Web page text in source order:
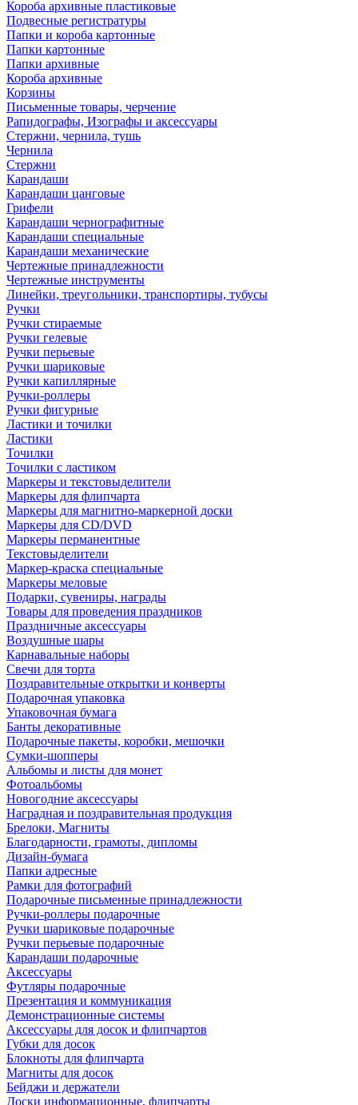
Короба архивные пластиковые
Подвесные регистратуры
Папки и короба картонные
Папки картонные
Папки архивные
Короба архивные
Корзины
Письменные товары, черчение
Рапидографы, Изографы и аксессуары
Стержни, чернила, тушь
Чернила
Стержни
Карандаши
Карандаши цанговые
Грифели
Карандаши чернографитные
Карандаши специальные
Карандаши механические
Чертежные принадлежности
Чертежные инструменты
Линейки, треугольники, транспортиры, тубусы
Ручки
Ручки стираемые
Ручки гелевые
Ручки перьевые
Ручки шариковые
Ручки капиллярные
Ручки-роллеры
Ручки фигурные
Ластики и точилки
Ластики
Точилки
Точилки с ластиком
Маркеры и текстовыделители
Маркеры для флипчарта
Маркеры для магнитно-маркерной доски
Маркеры для CD/DVD
Маркеры перманентные
Текстовыделители
Маркер-краска специальные
Маркеры меловые
Подарки, сувениры, награды
Товары для проведения праздников
Праздничные аксессуары
Воздушные шары
Карнавальные наборы
Свечи для торта
Поздравительные открытки и конверты
Подарочная упаковка
Упаковочная бумага
Банты декоративные
Подарочные пакеты, коробки, мешочки
Сумки-шопперы
Альбомы и листы для монет
Фотоальбомы
Новогодние аксессуары
Наградная и поздравительная продукция
Брелоки, Магниты
Благодарности, грамоты, дипломы
Дизайн-бумага
Папки адресные
Рамки для фотографий
Подарочные письменные принадлежности
Ручки-роллеры подарочные
Ручки шариковые подарочные
Ручки перьевые подарочные
Карандаши подарочные
Аксессуары
Футляры подарочные
Презентация и коммуникация
Демонстрационные системы
Аксессуары для досок и флипчартов
Губки для досок
Блокноты для флипчарта
Магниты для досок
Бейджи и держатели
Доски информационные, флипчарты